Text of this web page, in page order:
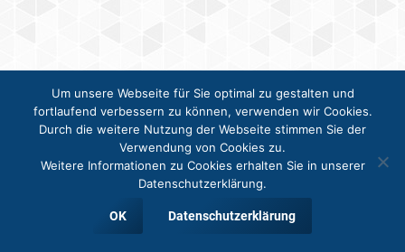
Um unsere Webseite für Sie optimal zu gestalten und
fortlaufend verbessern zu können, verwenden wir Cookies.
Durch die weitere Nutzung der Webseite stimmen Sie der
Verwendung von Cookies zu.
Weitere Informationen zu Cookies erhalten Sie in unserer
Datenschutzerklärung.
OK Datenschutzerklärung